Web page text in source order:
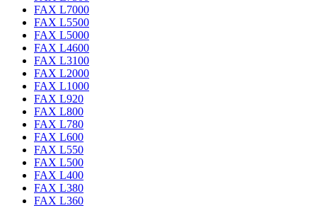
FAX L7000
FAX L5500
FAX L5000
FAX L4600
FAX L3100
FAX L2000
FAX L1000
FAX L920
FAX L800
FAX L780
FAX L600
FAX L550
FAX L500
FAX L400
FAX L380
FAX L360